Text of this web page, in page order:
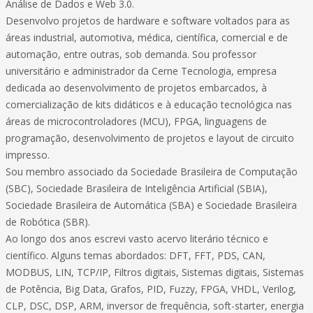
Análise de Dados e Web 3.0.
Desenvolvo projetos de hardware e software voltados para as
áreas industrial, automotiva, médica, científica, comercial e de
automação, entre outras, sob demanda. Sou professor
universitário e administrador da Cerne Tecnologia, empresa
dedicada ao desenvolvimento de projetos embarcados, à
comercialização de kits didáticos e à educação tecnológica nas
áreas de microcontroladores (MCU), FPGA, linguagens de
programação, desenvolvimento de projetos e layout de circuito
impresso.
Sou membro associado da Sociedade Brasileira de Computação
(SBC), Sociedade Brasileira de Inteligência Artificial (SBIA),
Sociedade Brasileira de Automática (SBA) e Sociedade Brasileira
de Robótica (SBR).
Ao longo dos anos escrevi vasto acervo literário técnico e
científico. Alguns temas abordados: DFT, FFT, PDS, CAN,
MODBUS, LIN, TCP/IP, Filtros digitais, Sistemas digitais, Sistemas
de Potência, Big Data, Grafos, PID, Fuzzy, FPGA, VHDL, Verilog,
CLP, DSC, DSP, ARM, inversor de frequência, soft-starter, energia